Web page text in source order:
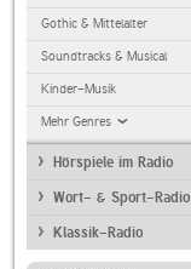
Gothic & Mittelalter
Soundtracks & Musical
Kinder-Musik
Mehr Genres
Hörspiele im Radio
Wort- & Sport-Radio
Klassik-Radio